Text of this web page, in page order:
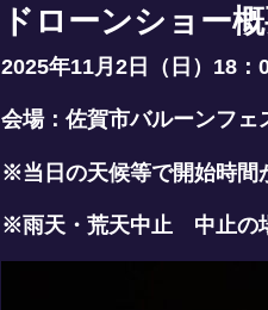
ドローンショー
2025年11月2日（日）18
会場：佐賀市バルーンフェ
※当日の天候等で開始時間
※雨天・荒天中止 中止の